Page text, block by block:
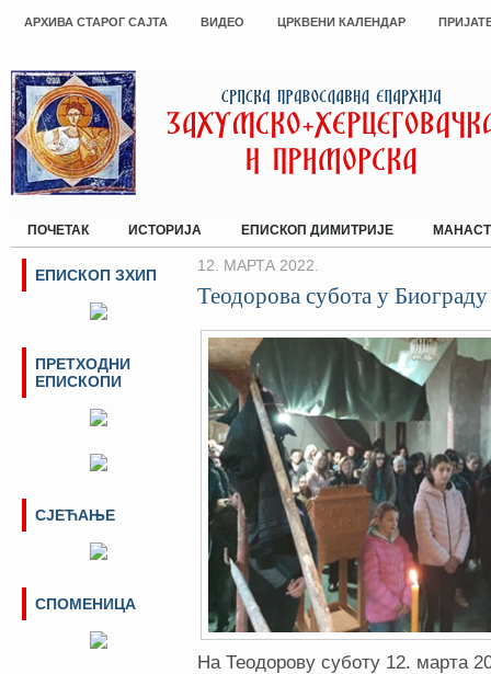
АРХИВА СТАРОГ САЈТА ВИДЕО ЦРКВЕНИ КАЛЕНДАР
ПОЧЕТАК ИСТОРИЈА ЕПИСКОП ДИМИТРИЈЕ
12. МАРТА 2022.
Теодорова субота у Биограду
На Теодорову суботу 12. марта
ЕПИСКОП ЗХИП
ПРЕТХОДНИ
ЕПИСКОПИ
СЈЕЋАЊЕ
СПОМЕНИЦА